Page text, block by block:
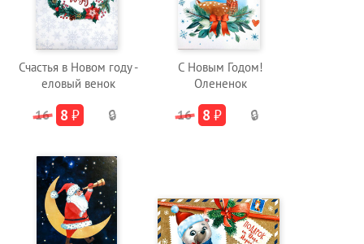
Счастья в Новом году -
еловый венок
16 8 ₽ 🔒
С Новым Годом!
Олененок
16 8 ₽ 🔒